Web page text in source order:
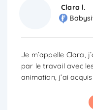
Clara l.
Je m’appelle Clara,
par le travail avec
animation, j’ai